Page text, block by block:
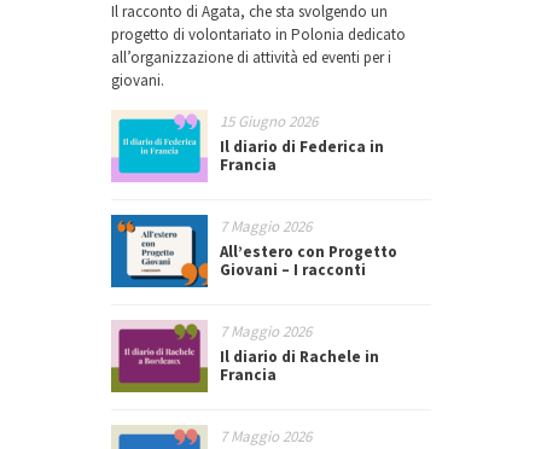
Il racconto di Agata, che sta svolgendo un
progetto di volontariato in Polonia dedicato
all’organizzazione di attività ed eventi per i
giovani.
15 Giugno 2026
Il diario di Federica in
Francia
7 Maggio 2026
All’estero con Progetto
Giovani – I racconti
7 Maggio 2026
Il diario di Rachele in
Francia
7 Maggio 2026